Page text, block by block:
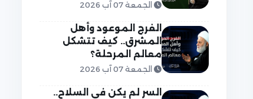
الجمعة 07 آب 2026
الفرج الموعود وأهل
المشرق.. كيف تتشكل
معالم المرحلة؟
الجمعة 07 آب 2026
السر لم يكن في السلاح..